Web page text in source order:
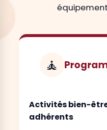
🧘
Activités bien-
adhérents